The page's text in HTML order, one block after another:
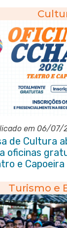
em 06/07/
de Cultura
oficinas
e Capoeira
Turismo e